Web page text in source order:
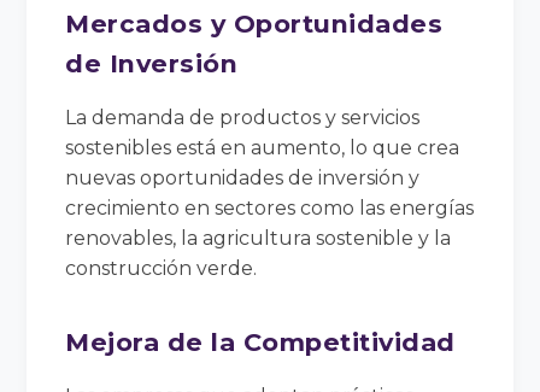
Mercados y Oportunidades
de Inversión
La demanda de productos y servicios
sostenibles está en aumento, lo que crea
nuevas oportunidades de inversión y
crecimiento en sectores como las energías
renovables, la agricultura sostenible y la
construcción verde.
Mejora de la Competitividad